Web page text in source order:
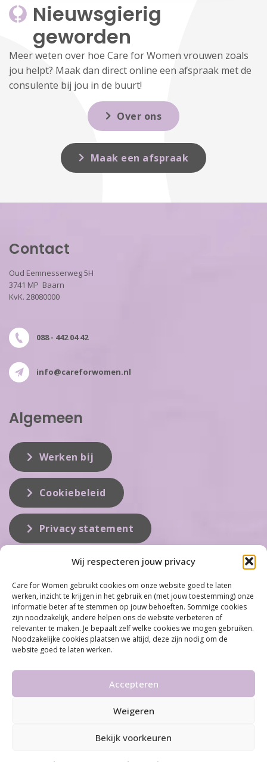
Wij respecteren jouw privacy
Care for Women gebruikt cookies om onze website goed te laten
werken, inzicht te krijgen in het gebruik en (met jouw toestemming) onze
informatie beter af te stemmen op jouw behoeften. Sommige cookies
zijn noodzakelijk, andere helpen ons de website verbeteren of
relevanter te maken. Je bepaalt zelf welke cookies we mogen gebruiken.
Noodzakelijke cookies plaatsen we altijd, deze zijn nodig om de
website goed te laten werken.
Accepteren
Weigeren
Bekijk voorkeuren
Nieuwsgierig
geworden
Meer weten over hoe Care for Women vrouwen zoals
jou helpt? Maak dan direct online een afspraak met de
consulente bij jou in de buurt!
Over ons
Maak een afspraak
Contact
Oud Eemnesserweg 5H
3741 MP Baarn
KvK. 28080000
088 - 442 04 42
info@careforwomen.nl
Algemeen
Werken bij
Cookiebeleid
Privacy statement
Care for Women is de eerste organisatie die zich inzet op het gebied
van hormonale problemen bij vrouwen. Met ruim 100 locaties
behoort Care for Women tot één van de grootste organisaties op dit
vakgebied...
voorwaarden & Privacy statement